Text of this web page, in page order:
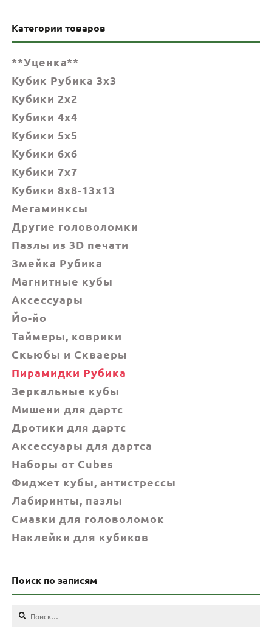
Категории товаров
**Уценка**
Кубик Рубика 3x3
Кубики 2x2
Кубики 4x4
Кубики 5x5
Кубики 6х6
Кубики 7х7
Кубики 8x8-13x13
Мегаминксы
Другие головоломки
Пазлы из 3D печати
Змейка Рубика
Магнитные кубы
Аксессуары
Йо-йо
Таймеры, коврики
Скьюбы и Скваеры
Пирамидки Рубика
Зеркальные кубы
Мишени для дартс
Дротики для дартс
Аксессуары для дартса
Наборы от Cubes
Фиджет кубы, антистрессы
Лабиринты, пазлы
Смазки для головоломок
Наклейки для кубиков
Поиск по записям
Найти: